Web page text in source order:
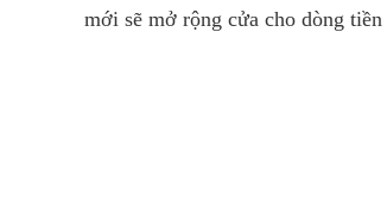
mới sẽ mở rộng cửa cho dòng